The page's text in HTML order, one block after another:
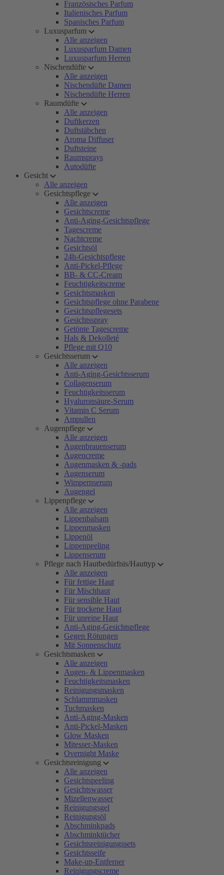
Französisches Parfum
Italienisches Parfum
Spanisches Parfum
Luxusparfum
Alle anzeigen
Luxusparfum Damen
Luxusparfum Herren
Nischendüfte
Alle anzeigen
Nischendüfte Damen
Nischendüfte Herren
Raumdüfte
Alle anzeigen
Duftkerzen
Duftstäbchen
Aroma Diffuser
Duftsteine
Raumsprays
Autodüfte
Gesicht
Alle anzeigen
Gesichtspflege
Alle anzeigen
Gesichtscreme
Anti-Aging-Gesichtspflege
Tagescreme
Nachtcreme
Gesichtsöl
24h-Gesichtspflege
Anti-Pickel-Pflege
BB- & CC-Cream
Feuchtigkeitscreme
Gesichtsmasken
Gesichtspflege ohne Parabene
Gesichtspflegesets
Gesichtsspray
Getönte Tagescreme
Hals & Dekolleté
Pflege mit Q10
Gesichtsserum
Alle anzeigen
Anti-Aging-Gesichtsserum
Collagenserum
Feuchtigkeitsserum
Hyaluronsäure-Serum
Vitamin C Serum
Ampullen
Augenpflege
Alle anzeigen
Augenbrauenserum
Augencreme
Augenmasken & -pads
Augenserum
Wimpernserum
Augengel
Lippenpflege
Alle anzeigen
Lippenbalsam
Lippenmasken
Lippenöl
Lippenpeeling
Lippenserum
Pflege nach Hautbedürfnis/Hauttyp
Alle anzeigen
Für fettige Haut
Für Mischhaut
Für sensible Haut
Für trockene Haut
Für unreine Haut
Anti-Aging-Gesichtspflege
Gegen Rötungen
Mit Sonnenschutz
Gesichtsmasken
Alle anzeigen
Augen- & Lippenmasken
Feuchtigkeitsmasken
Reinigungsmasken
Schlammmasken
Tuchmasken
Anti-Aging-Masken
Anti-Pickel-Masken
Glow Masken
Mitesser-Masken
Overnight Maske
Gesichtsreinigung
Alle anzeigen
Gesichtspeeling
Gesichtswasser
Mizellenwasser
Reinigungsgel
Reinigungsöl
Abschminkpads
Abschminktücher
Gesichtsreinigungssets
Gesichtsseife
Make-up-Entferner
Reinigungscreme